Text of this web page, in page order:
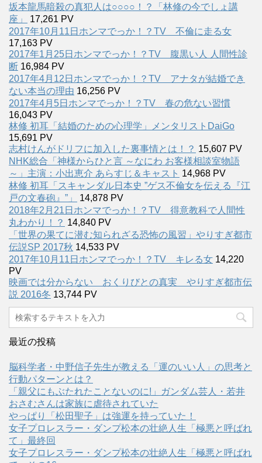
坂本龍馬暗殺の真犯人は○○○○！？「林修の今でしょ講
座」
17,261 PV
2017年10月11日ホンマでっか！？TV 不倫に走る女
17,163 PV
2017年1月25日ホンマでっか！？TV 腹黒い人 人間性診
断 16,984 PV
2017年4月12日ホンマでっか！？TV アナタが結婚でき
ない本当の理由 16,256 PV
2017年4月5日ホンマでっか！？TV 春の危ない習慣
16,043 PV
林修 初耳「結婚のための心理学」メンタリストDaiGo
15,691 PV
志村けんがドリフに加入した裏事情とは！？ 15,607 PV
NHK総合「神様からひと言 ～なにわ お客様相談室物語
～」主演：小出恵介 あらすじ＆キャスト 14,968 PV
林修 初耳「スキャンダル日本史 ”ゲス不倫女を伝える『江
戸の文春砲』”」
14,878 PV
2018年2月21日ホンマでっか！？TV 得意教科で人間性
丸わかり！？ 14,840 PV
「世界の果てに潜む知られざる恐怖の風習」やりすぎ都市
伝説SP 2017秋 14,533 PV
2017年10月11日ホンマでっか！？TV キレる女 14,220
PV
映画では分からない おくりびとの真実 やりすぎ都市伝
説 2016冬 13,744 PV
最近の投稿
脳科学者・中野信子先生が教える「運のいい人」の思考と
行動パターンとは？
「親父にもぶたれたことないのに!」ガンダム芸人・若井
おさむさんは家族に虐待されていた
やっぱり「松田聖子」は強運を持っていた！
女子プロレスラー・ダンプ松本の壮絶人生「極悪と呼ばれ
て」最終回
女子プロレスラー・ダンプ松本の壮絶人生「極悪と呼ばれ